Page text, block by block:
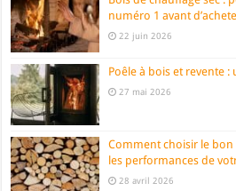
numéro 1 avant
22 juin 2026
Poêle à bois et revente
27 mai 2026
Comment choisir le
les performances de
28 avril 2026